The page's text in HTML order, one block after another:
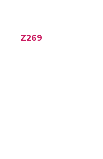
Z269